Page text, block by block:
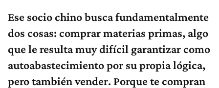
Ese socio chino busca fundamentalmente
dos cosas: comprar materias primas, algo
que le resulta muy difícil garantizar como
autoabastecimiento por su propia lógica,
pero también vender. Porque te compran